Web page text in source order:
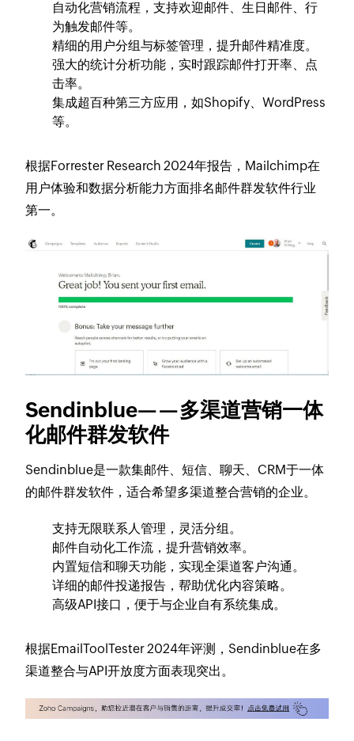
自动化营销流程，支持欢迎邮件、生日邮件、行
为触发邮件等。
精细的用户分组与标签管理，提升邮件精准度。
强大的统计分析功能，实时跟踪邮件打开率、点
击率。
集成超百种第三方应用，如Shopify、WordPress
等。
根据Forrester Research 2024年报告，Mailchimp在
用户体验和数据分析能力方面排名邮件群发软件行业
第一。
Sendinblue——多渠道营销一体
化邮件群发软件
Sendinblue是一款集邮件、短信、聊天、CRM于一体
的邮件群发软件，适合希望多渠道整合营销的企业。
支持无限联系人管理，灵活分组。
邮件自动化工作流，提升营销效率。
内置短信和聊天功能，实现全渠道客户沟通。
详细的邮件投递报告，帮助优化内容策略。
高级API接口，便于与企业自有系统集成。
根据EmailToolTester 2024年评测，Sendinblue在多
渠道整合与API开放度方面表现突出。